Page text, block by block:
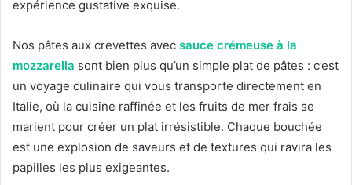
expérience gustative exquise.
Nos pâtes aux crevettes avec sauce crémeuse à la
mozzarella sont bien plus qu’un simple plat de pâtes : c’est
un voyage culinaire qui vous transporte directement en
Italie, où la cuisine raffinée et les fruits de mer frais se
marient pour créer un plat irrésistible. Chaque bouchée
est une explosion de saveurs et de textures qui ravira les
papilles les plus exigeantes.